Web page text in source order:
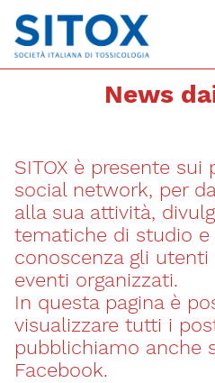
Via Giovanni Pascoli, 3
20129, Milano
C.F. 96330980580
P.I. 06792491000
T. 02-29520311
segreteria@sitox.org
News
SITOX è presente sui
social network, per
alla sua attività,
tematiche di studio e
conoscenza gli utenti
eventi organizzati.
In questa pagina è
visualizzare tutti i
pubblichiamo anche
Facebook.